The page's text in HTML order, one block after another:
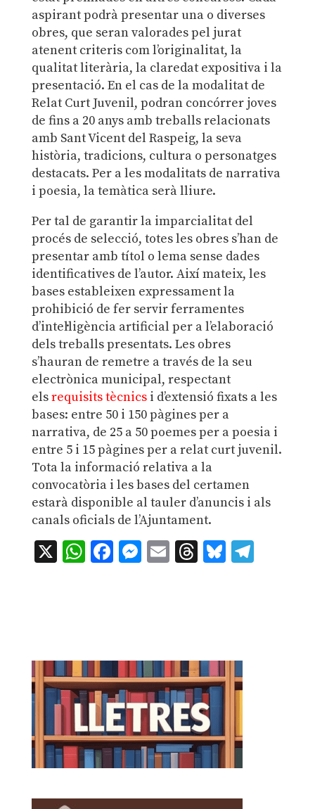
aspirant podrà presentar una o diverses
obres, que seran valorades pel jurat
atenent criteris com l’originalitat, la
qualitat literària, la claredat expositiva i la
presentació. En el cas de la modalitat de
Relat Curt Juvenil, podran concórrer joves
de fins a 20 anys amb treballs relacionats
amb Sant Vicent del Raspeig, la seva
història, tradicions, cultura o personatges
destacats. Per a les modalitats de narrativa
i poesia, la temàtica serà lliure.
Per tal de garantir la imparcialitat del
procés de selecció, totes les obres s’han de
presentar amb títol o lema sense dades
identificatives de l’autor. Així mateix, les
bases estableixen expressament la
prohibició de fer servir ferramentes
d’intel·ligència artificial per a l’elaboració
dels treballs presentats. Les obres
s’hauran de remetre a través de la seu
electrònica municipal, respectant
elsrequisits tècnicsi d’extensió fixats a les
bases: entre 50 i 150 pàgines per a
narrativa, de 25 a 50 poemes per a poesia i
entre 5 i 15 pàgines per a relat curt juvenil.
Tota la informació relativa a la
convocatòria i les bases del certamen
estarà disponible al tauler d’anuncis i als
canals oficials de l’Ajuntament.
X WhatsApp
Facebook
Messenger
EmailThreads
Bluesky